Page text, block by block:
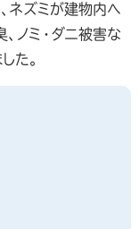
ネズミが建物内へ
ノミ・ダニ被害な
た。